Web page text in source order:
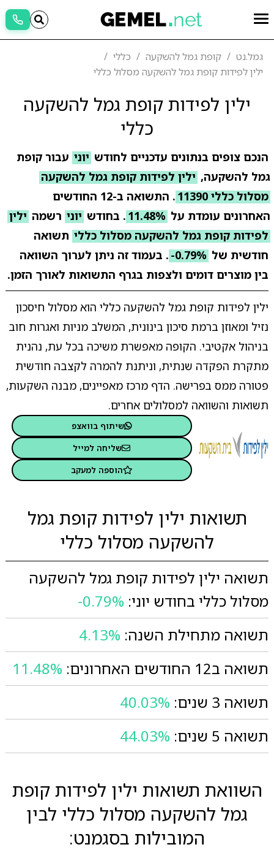
גמל.נט קופת גמל להשקעה
כללי
ילין לפידות קופת גמל להשקעה מסלול כללי
ילין לפידות קופת גמל להשקעה
כללי
הנכם צופים בנתונים עדכניים לחודש יוני עבור קופת
גמל להשקעה, ילין לפידות קופת גמל להשקעה
מסלול כללי 11390
. התשואה ב-12 החודשים
האחרונים עומדת על 11.48% . בחודש יוני רשמה ילין
לפידות קופת גמל להשקעה מסלול כללי תשואה
חודשית של -0.79% . בעמוד זה ניתן לערוך השוואה
בין מוצרים דומים ולצפות בגרף התשואות לאורך הזמן.
ילין לפידות קופת גמל להשקעה כללי הוא מסלול חיסכון
נזיל ומאוזן ברמת סיכון בינונית, המשלב מניות ואגרות חוב
בניהול אקטיבי. הקופה מאפשרת משיכה בכל עת, נהנית
מתקרת הפקדה שנתית, וניתנת להמרה לקצבה חודשית
פטורה ממס בפרישה. הדף מרכז מאפיינים, מבנה השקעות,
תשואות והשוואה למסלולים אחרים.
שיתוף בוואצפ
שליחה למייל
הוספה למעקב
תשואות ילין לפידות קופת גמל
להשקעה מסלול כללי
תשואה ילין לפידות קופת גמל להשקעה
מסלול כללי בחודש יוני: -0.79%
תשואה מתחילת השנה: 4.13%
תשואה ב12 החודשים האחרונים:
11.48%
תשואה 3 שנים:
40.03%
תשואה 5 שנים:
44.03%
השוואת תשואות ילין לפידות קופת
גמל להשקעה מסלול כללי לבין
המובילות בסגמנט: